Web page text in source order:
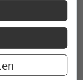
Sie unseren